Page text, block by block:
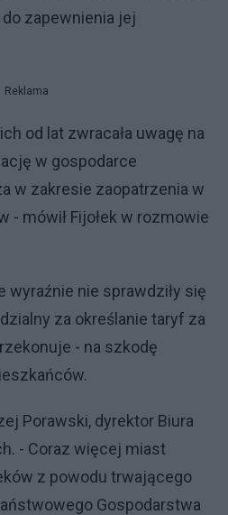
zapewnienia jej
Reklama
od lat zwracała uwagę na
w gospodarce
w zakresie zaopatrzenia w
- mówił Fijołek w rozmowie
wyraźnie nie sprawdziły się
za określanie taryf za
- na szkodę
Porawski, dyrektor Biura
- Coraz więcej miast
z powodu trwającego
Gospodarstwa